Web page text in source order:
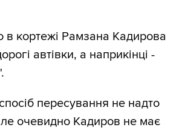
кортежі Рамзана Кадирова
автівки, а наприкінці -
пересування не надто
очевидно Кадиров не має